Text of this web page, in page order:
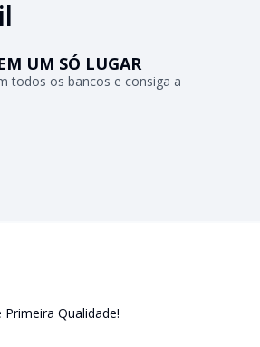
UM SÓ LUGAR
todos os bancos e consiga a
Qualidade!